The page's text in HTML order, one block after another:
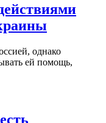
однако
ей помощь,